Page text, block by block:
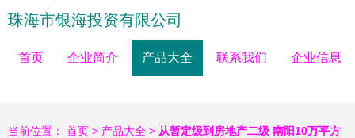
珠海市银海投资有限公司
首页 企业简介 产品大全 联系我们 企业信息
当前位置： 首页 > 产品大全 > 从暂定级到房地产二级 南阳10万平方